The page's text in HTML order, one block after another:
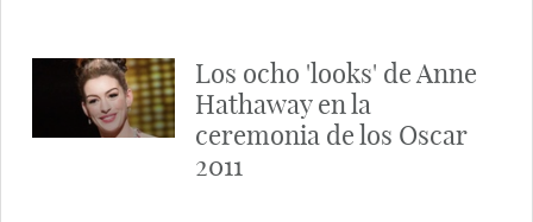
Los ocho 'looks' de Anne
Hathaway en la
ceremonia de los Oscar
2011